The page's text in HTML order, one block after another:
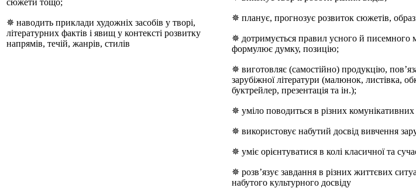
✵ наводить приклади художніх засобів у творі,
літературних фактів і явищ у контексті розвитку
напрямів, течій, жанрів, стилів
✵ планує, прогнозує розвиток сюжетів,
✵ дотримується правил усного й писемного
формулює думку, позицію;
✵ виготовляє (самостійно) продукцію,
зарубіжної літератури (малюнок, листівка,
буктрейлер, презентація та ін.);
✵ уміло поводиться в різних комунікативних
✵ використовує набутий досвід вивчення
✵ уміє орієнтуватися в колі класичної та
✵ розв’язує завдання в різних життєвих
набутого культурного досвіду